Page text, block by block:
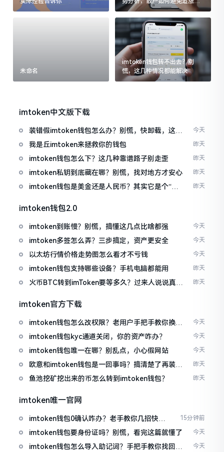
跌被套牢
未命名
imtoken钱包转不出去？别
慌，这几种情况都能解决
imtoken中文版下载
装错假imtoken钱包怎么办？别慌，快卸载，这几
招能救急
今天
我是丘imtoken来拯救你的钱包 昨天
imtoken钱包怎么下？这几种靠谱路子别走歪 昨天
imtoken私钥到底藏在哪？别慌，找对地方才安心 昨天
imtoken钱包是美金还是人民币？其实它是个“多
昨天
imtoken钱包2.0
imtoken到账慢？别慌，搞懂这几点比啥都强 今天
imtoken多签怎么弄？三步搞定，资产更安全 今天
以太坊行情价格走势图怎么看才不亏钱 今天
imtoken钱包支持哪些设备？手机电脑都能用 昨天
火币BTC转到imToken要等多久？过来人说说真实
昨天
imtoken官方下载
imtoken钱包怎么改权限？老用户手把手教你换主
人
今天
imtoken钱包kyc通道关闭，你的资产咋办？ 今天
imtoken钱包唯一在哪？别乱点，小心假网站 今天
欧意和imtoken钱包是一回事吗？搞清楚了再装钱
包
昨天
鱼池挖矿挖出来的币怎么转到imtoken钱包？ 昨天
imtoken唯一官网
imtoken钱包0确认咋办？老手教你几招快速
解决
15分钟前
imtoken钱包要身份证吗？别慌，看完这篇就懂了 今天
imtoken钱包怎么导入助记词？手把手教你找回资
今天